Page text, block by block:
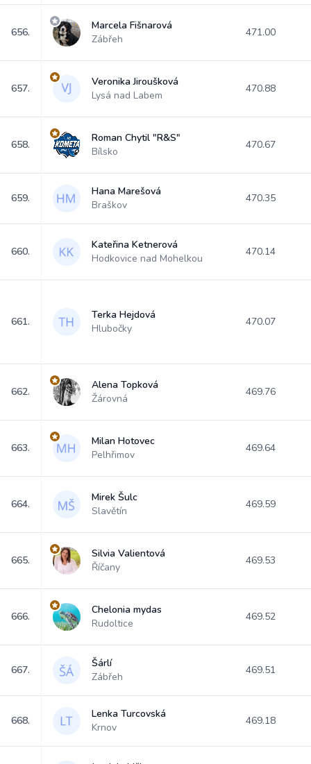
656.
Marcela Fišnarová
Zábřeh
471.00
657.
Veronika Jiroušková
Lysá nad Labem
470.88
658.
Roman Chytil "R&S"
Bílsko
470.67
659.
Hana Marešová
Braškov
470.35
660.
Kateřina Ketnerová
Hodkovice nad Mohelkou
470.14
661.
Terka Hejdová
Hlubočky
470.07
662.
Alena Topková
Žárovná
469.76
663.
Milan Hotovec
Pelhřimov
469.64
664.
Mirek Šulc
Slavětín
469.59
665.
Silvia Valientová
Říčany
469.53
666.
Chelonia mydas
Rudoltice
469.52
667.
Šárlí
Zábřeh
469.51
668.
Lenka Turcovská
Krnov
469.18